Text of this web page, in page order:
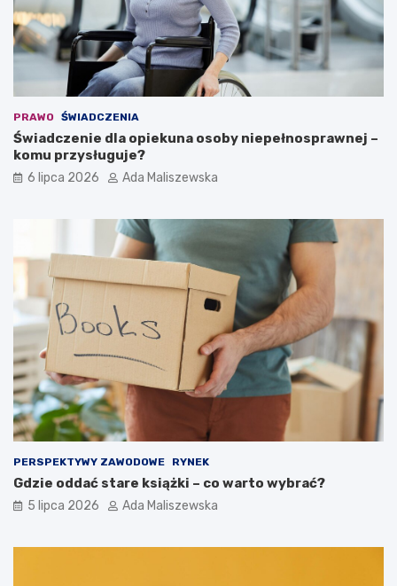
PRAWO ŚWIADCZENIA
Świadczenie dla opiekuna osoby niepełnosprawnej –
komu przysługuje?
6 lipca 2026 Ada Maliszewska
PERSPEKTYWY ZAWODOWE RYNEK
Gdzie oddać stare książki – co warto wybrać?
5 lipca 2026 Ada Maliszewska